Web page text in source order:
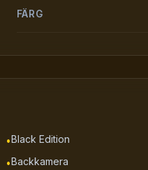
FÄRG
•Black Edition
•Backkamera